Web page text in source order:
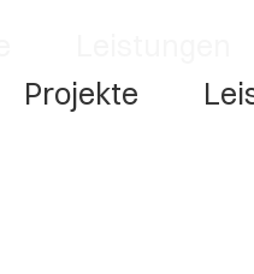
Projekte
Leistungen